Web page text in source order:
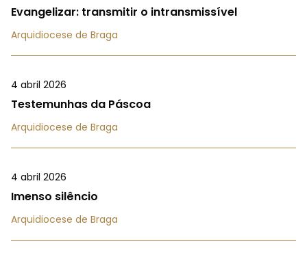
Evangelizar: transmitir o intransmissível
Arquidiocese de Braga
4 abril 2026
Testemunhas da Páscoa
Arquidiocese de Braga
4 abril 2026
Imenso silêncio
Arquidiocese de Braga